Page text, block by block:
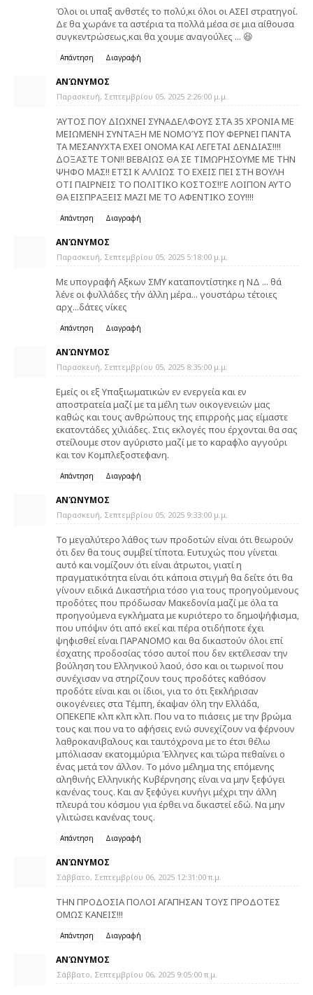
Όλοι οι υπαξ ανθστές το πολύ,κι όλοι οι ΑΣΕΙ στρατηγοί.
Δε θα χωράνε τα αστέρια τα πολλά μέσα σε μια αίθουσα
συγκεντρώσεως,και θα χουμε αναγούλες ... 😆
Απάντηση Διαγραφή
ΑΝΏΝΥΜΟΣ
Παρασκευή, Σεπτεμβρίου 05, 2025 2:26:00 μ.μ.
ΆΥΤΟΣ ΠΟΥ ΔΙΩΧΝΕΙ ΣΥΝΑΔΕΛΦΟΥΣ ΣΤΑ 35 ΧΡΟΝΙΑ ΜΕ
ΜΕΙΩΜΕΝΗ ΣΥΝΤΑΞΗ ΜΕ ΝΟΜΟΎΣ ΠΟΥ ΦΕΡΝΕΙ ΠΑΝΤΑ
ΤΑ ΜΕΣΑΝΥΧΤΑ ΕΧΕΙ ΟΝΟΜΑ ΚΑΙ ΛΕΓΕΤΑΙ ΔΕΝΔΙΑΣ!!!!
ΔΟΞΑΣΤΕ ΤΟΝ!! ΒΕΒΑΙΩΣ ΘΑ ΣΕ ΤΙΜΩΡΗΣΟΥΜΕ ΜΕ ΤΗΝ
ΨΗΦΟ ΜΑΣ!! ΕΤΣΙ Κ ΑΛΛΙΩΣ ΤΟ ΕΧΕΙΣ ΠΕΙ ΣΤΗ ΒΟΥΛΗ
ΟΤΙ ΠΑΙΡΝΕΙΣ ΤΟ ΠΟΛΙΤΙΚΟ ΚΟΣΤΟΣ!!Έ ΛΟΙΠΟΝ ΑΥΤΟ
ΘΑ ΕΙΣΠΡΑΞΕΙΣ ΜΑΖΙ ΜΕ ΤΟ ΑΦΕΝΤΙΚΟ ΣΟΥ!!!!
Απάντηση Διαγραφή
ΑΝΏΝΥΜΟΣ
Παρασκευή, Σεπτεμβρίου 05, 2025 5:18:00 μ.μ.
Με υπογραφή Αξκων ΣΜΥ καταποντίστηκε η ΝΔ ... θά
λένε οι φυλλάδες τήν άλλη μέρα... γουστάρω τέτοιες
αρχ...δάτες νίκες
Απάντηση Διαγραφή
ΑΝΏΝΥΜΟΣ
Παρασκευή, Σεπτεμβρίου 05, 2025 8:35:00 μ.μ.
Εμείς οι εξ Υπαξιωματικών εν ενεργεία και εν
αποστρατεία μαζί με τα μέλη των οικογενειών μας
καθώς και τους ανθρώπους της επιρροής μας είμαστε
εκατοντάδες χιλιάδες. Στις εκλογές που έρχονται θα σας
στείλουμε στον αγύριστο μαζί με το καραφλο αγγούρι
και τον Κομπλεξοστεφανη.
Απάντηση Διαγραφή
ΑΝΏΝΥΜΟΣ
Παρασκευή, Σεπτεμβρίου 05, 2025 9:33:00 μ.μ.
Το μεγαλύτερο λάθος των προδοτών είναι ότι θεωρούν
ότι δεν θα τους συμβεί τίποτα. Ευτυχώς που γίνεται
αυτό και νομίζουν ότι είναι άτρωτοι, γιατί η
πραγματικότητα είναι ότι κάποια στιγμή θα δείτε ότι θα
γίνουν ειδικά Δικαστήρια τόσο για τους προηγούμενους
προδότες που πρόδωσαν Μακεδονία μαζί με όλα τα
προηγούμενα εγκλήματα με κυριότερο το δημοψήφισμα,
που υπόψιν ότι από εκεί και πέρα οτιδήποτε έχει
ψηφισθεί είναι ΠΑΡΑΝΟΜΟ και θα δικαστούν όλοι επί
έσχατης προδοσίας τόσο αυτοί που δεν εκτέλεσαν την
βούληση του Ελληνικού λαού, όσο και οι τωρινοί που
συνέχισαν να στηρίζουν τους προδότες καθόσον
προδότε είναι και οι ίδιοι, για το ότι ξεκλήρισαν
οικογένειες στα Τέμπη, έκαψαν όλη την Ελλάδα,
ΟΠΕΚΕΠΕ κλπ κλπ κλπ. Που να το πιάσεις με την βρώμα
τους και που να το αφήσεις ενώ συνεχίζουν να φέρνουν
λαθροκανιβαλους και ταυτόχρονα με το έτσι θέλω
μπόλιασαν εκατομμύρια Έλληνες και τώρα πεθαίνει ο
ένας μετά τον άλλον. Το μόνο μέλημα της επόμενης
αληθινής Ελληνικής Κυβέρνησης είναι να μην ξεφύγει
κανένας τους. Και αν ξεφύγει κυνήγι μέχρι την άλλη
πλευρά του κόσμου για έρθει να δικαστεί εδώ. Να μην
γλιτώσει κανένας τους.
Απάντηση Διαγραφή
ΑΝΏΝΥΜΟΣ
Σάββατο, Σεπτεμβρίου 06, 2025 12:31:00 π.μ.
ΤΗΝ ΠΡΟΔΟΣΙΑ ΠΟΛΟΙ ΑΓΑΠΗΣΑΝ ΤΟΥΣ ΠΡΟΔΟΤΕΣ
ΟΜΩΣ ΚΑΝΕΙΣ!!!
Απάντηση Διαγραφή
ΑΝΏΝΥΜΟΣ
Σάββατο, Σεπτεμβρίου 06, 2025 9:05:00 π.μ.